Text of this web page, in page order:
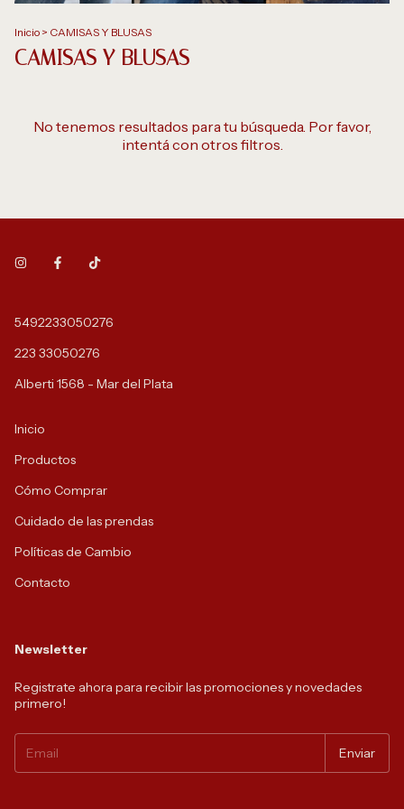
Inicio > CAMISAS Y BLUSAS
CAMISAS Y BLUSAS
No tenemos resultados para tu búsqueda. Por favor,
intentá con otros filtros.
5492233050276
223 33050276
Alberti 1568 - Mar del Plata
Inicio
Productos
Cómo Comprar
Cuidado de las prendas
Políticas de Cambio
Contacto
Newsletter
Registrate ahora para recibir las promociones y novedades
primero!